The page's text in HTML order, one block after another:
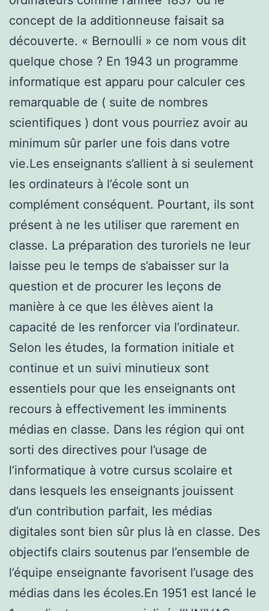
concept de la additionneuse faisait sa
découverte. « Bernoulli » ce nom vous dit
quelque chose ? En 1943 un programme
informatique est apparu pour calculer ces
remarquable de ( suite de nombres
scientifiques ) dont vous pourriez avoir au
minimum sûr parler une fois dans votre
vie.Les enseignants s’allient à si seulement
les ordinateurs à l’école sont un
complément conséquent. Pourtant, ils sont
présent à ne les utiliser que rarement en
classe. La préparation des turoriels ne leur
laisse peu le temps de s’abaisser sur la
question et de procurer les leçons de
manière à ce que les élèves aient la
capacité de les renforcer via l’ordinateur.
Selon les études, la formation initiale et
continue et un suivi minutieux sont
essentiels pour que les enseignants ont
recours à effectivement les imminents
médias en classe. Dans les région qui ont
sorti des directives pour l’usage de
l’informatique à votre cursus scolaire et
dans lesquels les enseignants jouissent
d’un contribution parfait, les médias
digitales sont bien sûr plus là en classe. Des
objectifs clairs soutenus par l’ensemble de
l’équipe enseignante favorisent l’usage des
médias dans les écoles.En 1951 est lancé le